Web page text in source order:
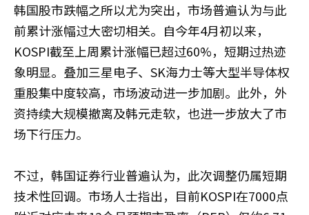
韩国股市跌幅之所以尤为突出，市场普遍认为与此
前累计涨幅过大密切相关。自今年4月初以来，
KOSPI截至上周累计涨幅已超过60%，短期过热迹
象明显。叠加三星电子、SK海力士等大型半导体权
重股集中度较高，市场波动进一步加剧。此外，外
资持续大规模撤离及韩元走软，也进一步放大了市
场下行压力。
不过，韩国证券行业普遍认为，此次调整仍属短期
技术性回调。市场人士指出，目前KOSPI在7000点